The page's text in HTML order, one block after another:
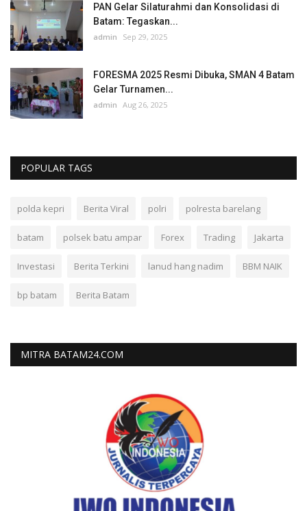
PAN Gelar Silaturahmi dan Konsolidasi di
Batam: Tegaskan...
admin Sep 29, 2025
FORESMA 2025 Resmi Dibuka, SMAN 4 Batam
Gelar Turnamen...
admin Aug 26, 2025
POPULAR TAGS
polda kepri Berita Viral polri polresta barelang
batam polsek batu ampar Forex Trading Jakarta
Investasi Berita Terkini lanud hang nadim BBM NAIK
bp batam Berita Batam
MITRA BATAM24.COM